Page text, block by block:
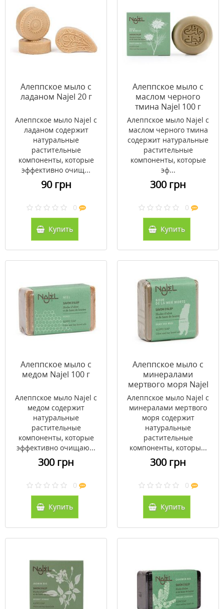
Алеппское мыло с
ладаном Najel 20 г
Алеппское мыло Najel с
ладаном содержит
натуральные
растительные
компоненты, которые
эффективно очищ...
90 грн
0
Купить
Алеппское мыло с
маслом черного
тмина Najel 100 г
Алеппское мыло Najel с
маслом черного тмина
содержит натуральные
растительные
компоненты, которые
эф...
300 грн
0
Купить
Алеппское мыло с
медом Najel 100 г
Алеппское мыло Najel с
медом содержит
натуральные
растительные
компоненты, которые
эффективно очищаю...
300 грн
0
Купить
Алеппское мыло с
минералами
мертвого моря Najel
100 г
Алеппское мыло Najel с
минералами мертвого
моря содержит
натуральные
растительные
компоненты, которы...
300 грн
0
Купить